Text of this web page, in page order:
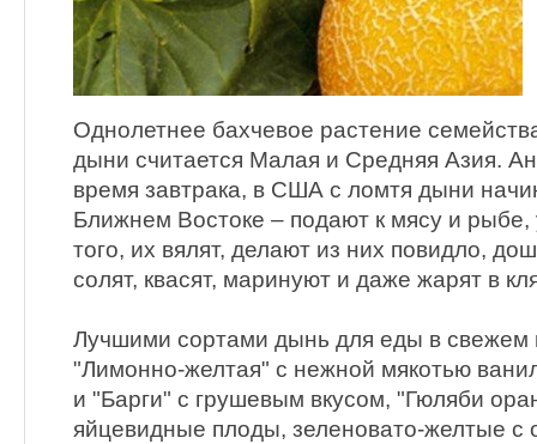
Однолетнее бахчевое растение
дыни считается Малая и Средняя Азия.
время завтрака, в США с ломтя дыни
Ближнем Востоке – подают к мясу и рыбе,
того, их вялят, делают из них повидло,
солят, квасят, маринуют и даже жарят в
Лучшими сортами дынь для еды в свежем
"Лимонно-желтая" с нежной мякотью
и "Барги" с грушевым вкусом, "Гюляби
яйцевидные плоды, зеленовато-желтые с